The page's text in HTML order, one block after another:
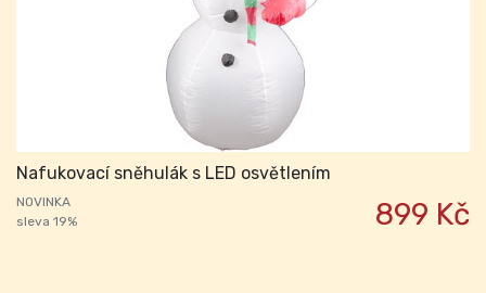
Nafukovací sněhulák s LED osvětlením
NOVINKA
sleva 19%
899 Kč